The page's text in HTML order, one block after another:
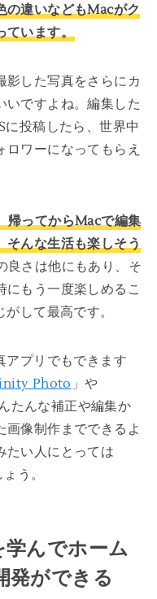
の違いなどもMacがク
います。
影した写真をさらにカ
いですよね。編集した
投稿したら、世界中
ワーになってもらえ
帰ってからMacで編集
そんな生活も楽しそう
良さは他にもあり、そ
にもう一度楽しめるこ
して最高です。
アプリでもできます
Photo 」や
たんな補正や編集か
画像制作までできるよ
たい人にとっては
う。
んでホーム
発ができる